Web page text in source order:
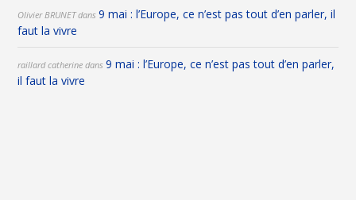
Olivier BRUNETdans9 mai : l’Europe, ce n’est pas tout d’en parler, il
faut la vivre
raillard catherine dans9 mai : l’Europe, ce n’est pas tout d’en parler,
il faut la vivre